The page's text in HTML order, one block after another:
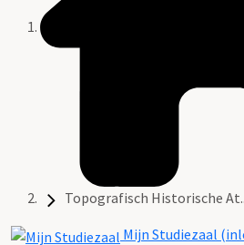
Topografisch Historische
Mijn Studiezaal